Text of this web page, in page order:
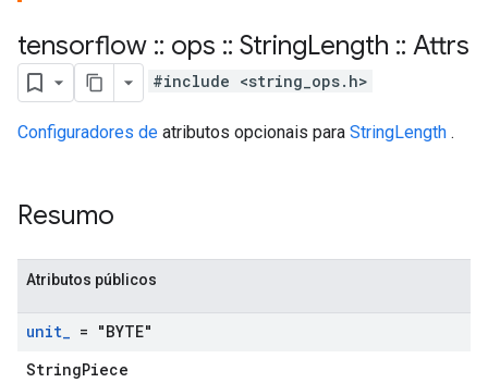
tensorflow :: ops :: StringLength :: Attrs
#include <string_ops.h>
Configuradores de atributos opcionais para StringLength .
Resumo
Atributos públicos
unit_ = "BYTE"
StringPiece